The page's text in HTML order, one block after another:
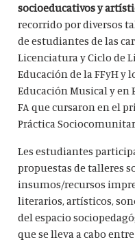
socioeducativos y
recorrido por diversos
de estudiantes de las
Licenciatura y Ciclo de
Educación de la FFyH y
Educación Musical y en
FA que cursaron en el
Práctica
Les estudiantes
propuestas de talleres
insumos/recursos
literarios, artísticos,
del espacio
que se lleva a cabo